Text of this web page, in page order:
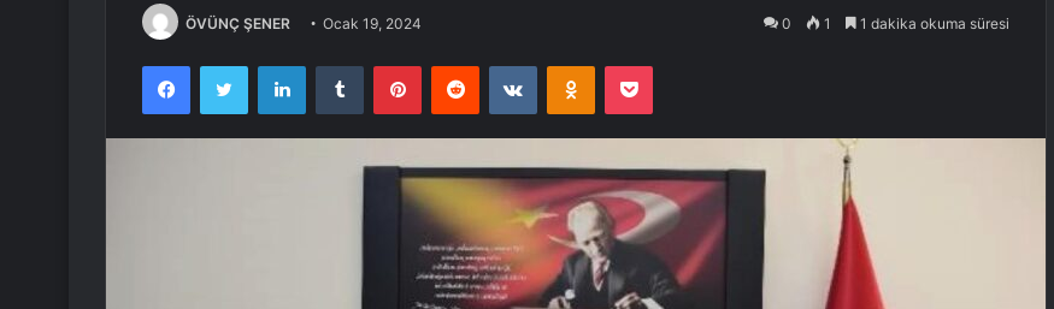
ÖVÜNÇ ŞENER Ocak 19, 2024 0 1 1 dakika okuma süresi
FacebookTwitter LinkedInTumblr PinterestReddit VKontakteOdnoklassniki
Pocket